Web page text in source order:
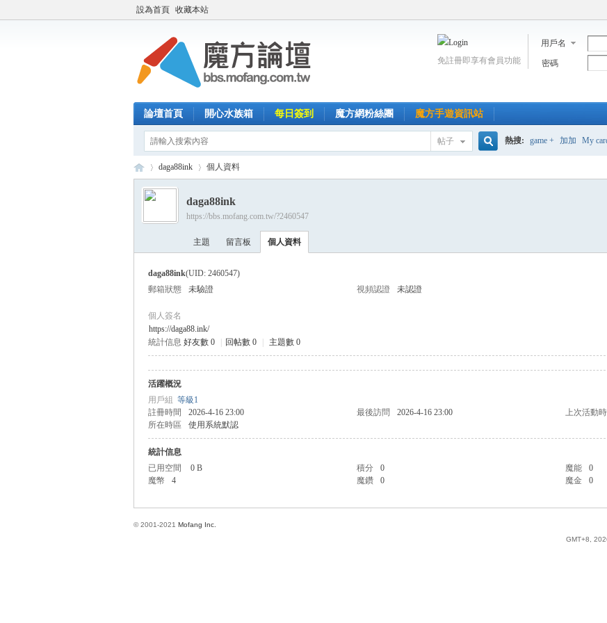
設為首頁 收藏本站
用戶名
密碼
免註冊即享有會員功能
論壇首頁 開心水族箱 每日簽到 魔方網粉絲團 魔方手遊資訊站
帖子 熱搜: game + 加加 My
›
daga88ink 個人資料
daga88ink
https://bbs.mofang.com.tw/?2460547
主題 留言板 個人資料
daga88ink(UID: 2460547)
郵箱狀態
未驗證 視頻認證 未認證
個人簽名
https://daga88.ink/
統計信息 好友數 0 回帖數 0 主題數 0
活躍概況
用戶組 等級1
註冊時間
2026-4-16 23:00 最後訪問 2026-4-16 23:00 上次活動
所在時區
使用系統默認
統計信息
已用空間
0 B 積分 0 魔能
0
魔幣
4 魔鑽 0 魔金 0
GMT+8,
© 2001-2021 Mofang Inc.